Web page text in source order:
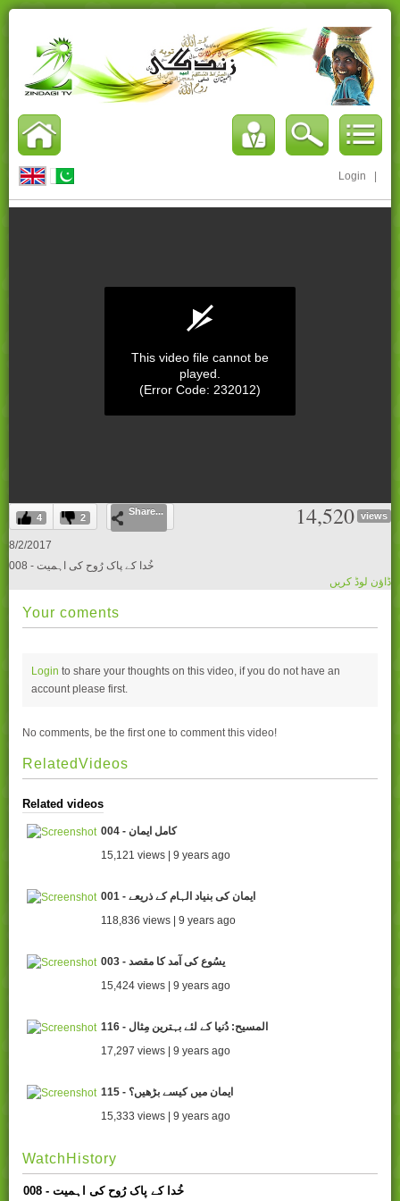
Login
0
seconds
of
0
This video file cannot be
played.
(Error Code: 232012)
4 2
Share... 14,520 views
8/2/2017
008 - خُدا کے پاک رُوح کی اہمیت
ڈاؤن لوڈ کریں
Your coments
Login to share your thoughts on this video, if you do not have an
account please first.
No comments, be the first one to comment this video!
RelatedVideos
Related videos
004 - کامل ایمان
15,121 views | 9 years ago
001 - ایمان کی بنیاد الہام کے ذریعے
118,836 views | 9 years ago
003 - یسُوع کی آمد کا مقصد
15,424 views | 9 years ago
116 - المسیح: دُنیا کے لئے بہترین مِثال
17,297 views | 9 years ago
115 - ایمان میں کیسے بڑھیں؟
15,333 views | 9 years ago
WatchHistory
008 - خُدا کے پاک رُوح کی اہمیت